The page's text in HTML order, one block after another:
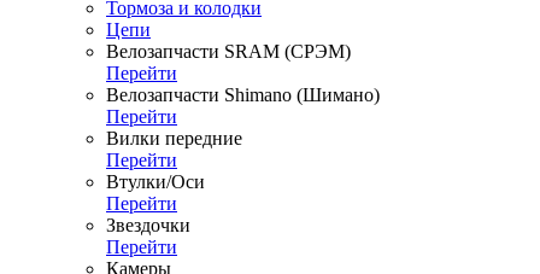
Тормоза и колодки
Цепи
Велозапчасти SRAM (СРЭМ)
Перейти
Велозапчасти Shimano (Шимано)
Перейти
Вилки передние
Перейти
Втулки/Оси
Перейти
Звездочки
Перейти
Камеры